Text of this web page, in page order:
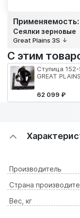
Применяемость:
Сеялки зерновые
Great Plains 3S
С этим
Ступица
GREAT PLAINS
62 099 ₽
Производитель
Страна
Вес, кг